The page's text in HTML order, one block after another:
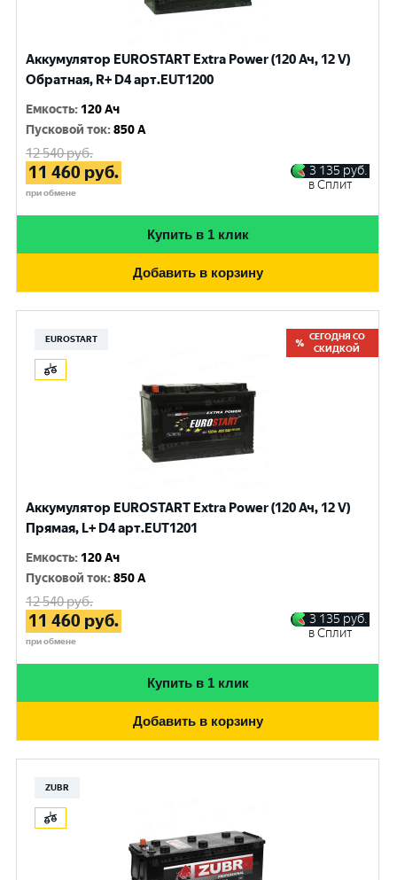
Аккумулятор EUROSTART Extra Power (120 Ач, 12 V)
Обратная, R+ D4 арт.EUT1200
Емкость: 120 Ач
Пусковой ток:850 A
12 540руб.
11 460 руб.
при обмене
3 135 руб.
в Сплит
Купить в 1 клик
Добавить в корзину
EUROSTART
СЕГОДНЯ СО
СКИДКОЙ
Аккумулятор EUROSTART Extra Power (120 Ач, 12 V)
Прямая, L+ D4 арт.EUT1201
Емкость: 120 Ач
Пусковой ток:850 A
12 540руб.
11 460 руб.
при обмене
3 135 руб.
в Сплит
Купить в 1 клик
Добавить в корзину
ZUBR